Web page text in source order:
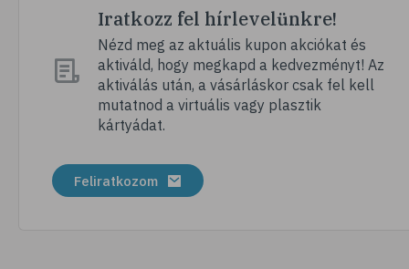
# szúnyog
# szúnyogcsípés
# tábor
# nyári tábor
# csomagolás
# felszerelés
Iratkozz fel hírlevelünkre!
Nézd meg az aktuális kupon akciókat és
aktiváld, hogy megkapd a kedvezményt! Az
aktiválás után, a vásárláskor csak fel kell
mutatnod a virtuális vagy plasztik
kártyádat.
Feliratkozom